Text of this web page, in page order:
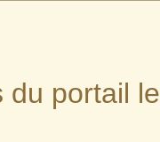
du portail